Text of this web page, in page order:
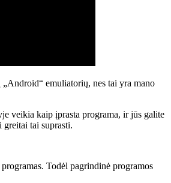
emuliatorių, nes tai yra mano
veikia kaip įprasta programa, ir jūs galite
tai suprasti.
Todėl pagrindinė programos